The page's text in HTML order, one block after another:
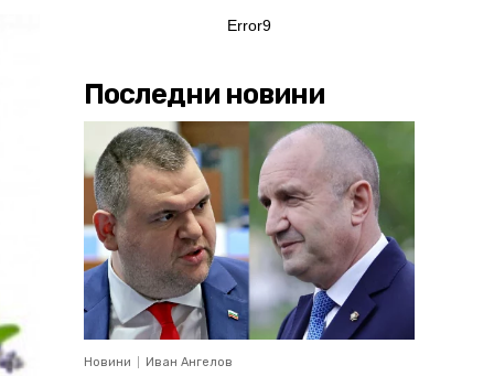
Error9
Последни новини
Новини Иван Ангелов